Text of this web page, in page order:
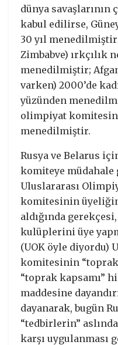
dünya savaşlarının
kabul edilirse,
30 yıl
Zimbabve) ırkçılık
menedilmiştir;
varken) 2000’de
yüzünden
olimpiyat
menedilmiştir.
Rusya ve Belarus
komiteye müdahale
Uluslararası
komitesinin
aldığında
kulüplerini üye
(UOK öyle
komitesinin “toprak
“toprak kapsamı”
maddesine
dayanarak, bugün
“tedbirlerin”
karşı uygulanması